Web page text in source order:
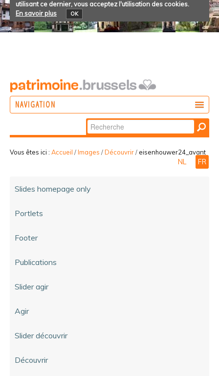
utilisant ce dernier, vous acceptez l'utilisation des cookies.
En savoir plus
OK
NAVIGATION
Chercher par
Recherche
avancée…
Vous êtes ici : Accueil /Images /Découvrir/ eisenhouwer24_avant
NL FR
Slides homepage only
Portlets
Footer
Publications
Slider agir
Agir
Slider découvrir
Découvrir